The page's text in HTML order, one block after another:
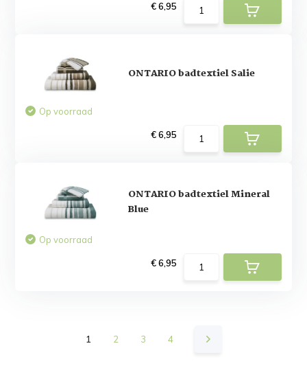
€ 6,95
ONTARIO badtextiel Salie
Op voorraad
€ 6,95
ONTARIO badtextiel Mineral
Blue
Op voorraad
€ 6,95
1 2 3 4